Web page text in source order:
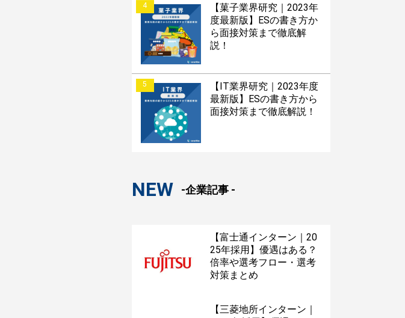
4
【菓子業界研究｜2023年
度最新版】ESの書き方か
ら面接対策まで徹底解
説！
5
【IT業界研究｜2023年度
最新版】ESの書き方から
面接対策まで徹底解説！
NEW -企業記事 -
【富士通インターン｜20
25年採用】優遇はある？
倍率や選考フロー・選考
対策まとめ
【三菱地所インターン｜